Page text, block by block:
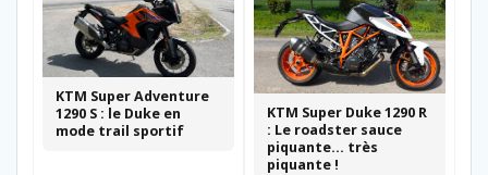
KTM Super Adventure
1290 S : le Duke en
mode trail sportif
KTM Super Duke 1290 R
: Le roadster sauce
piquante… très
piquante !